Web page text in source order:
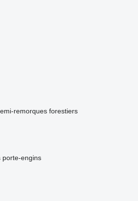
remorques forestiers
porte-engins